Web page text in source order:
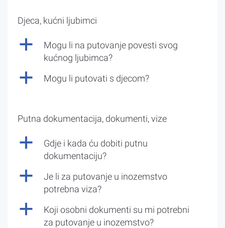
Djeca, kućni ljubimci
a
Mogu li na putovanje povesti svog
kućnog ljubimca?
a Mogu li putovati s djecom?
Putna dokumentacija, dokumenti, vize
a
Gdje i kada ću dobiti putnu
dokumentaciju?
a
Je li za putovanje u inozemstvo
potrebna viza?
a
Koji osobni dokumenti su mi potrebni
za putovanje u inozemstvo?